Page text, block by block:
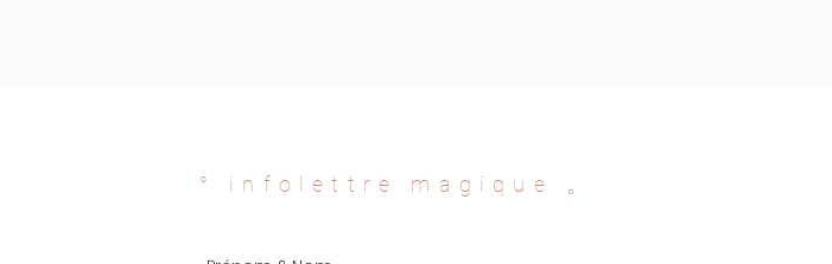
° infolettre magique 。